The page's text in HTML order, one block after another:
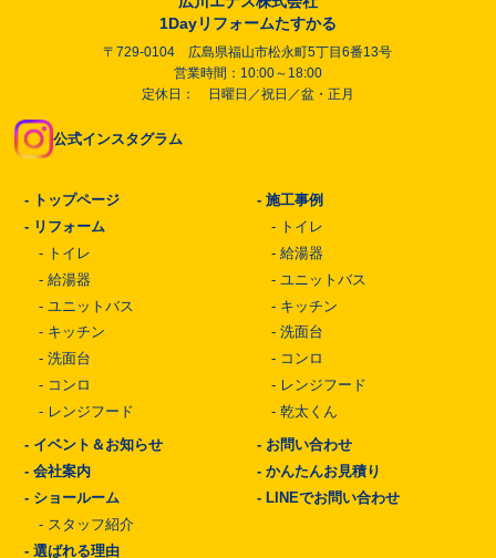
1Dayリフォームたすかる
〒729-0104 広島県福山市松永町5丁目6番13号
営業時間：10:00～18:00
定休日： 日曜日／祝日／盆・正月
公式インスタグラム
- トップページ
- リフォーム
- トイレ
- 給湯器
- ユニットバス
- キッチン
- 洗面台
- コンロ
- レンジフード
-施工事例
- トイレ
-給湯器
- ユニットバス
- キッチン
-洗面台
- コンロ
- レンジフード
-乾太くん
- イベント＆お知らせ
- 会社案内
- ショールーム
- スタッフ紹介
- 選ばれる理由
- お問い合わせ
-かんたんお見積り
- LINEでお問い合わせ